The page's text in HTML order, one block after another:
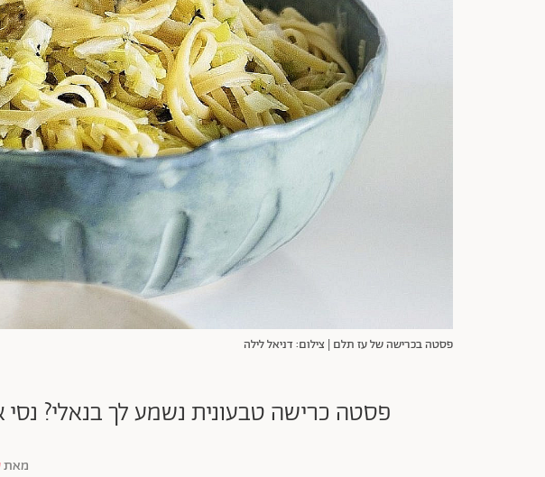
פסטה בכרישה של עז תלם | צילום: דניאל לילה
פסטה כרישה טבעונית נשמע לך בנאלי?
מאת